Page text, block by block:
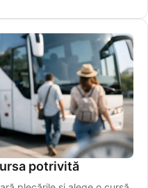
potrivită